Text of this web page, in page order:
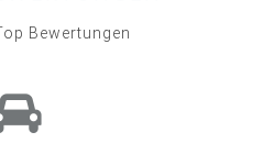
Bewertungen